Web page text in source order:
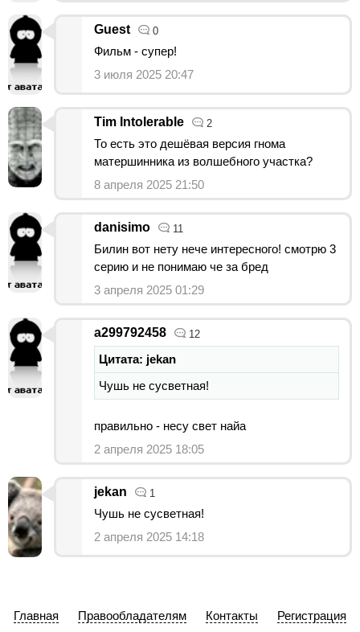
Guest 0
Фильм - супер!
3 июля 2025 20:47
Tim Intolerable 2
То есть это дешёвая версия гнома
матершинника из волшебного участка?
8 апреля 2025 21:50
danisimo 11
Билин вот нету нече интересного! смотрю 3
серию и не понимаю че за бред
3 апреля 2025 01:29
a299792458 12
Цитата: jekan
Чушь не сусветная!
правильно - несу свет найа
2 апреля 2025 18:05
jekan 1
Чушь не сусветная!
2 апреля 2025 14:18
Главная Правообладателям Контакты Регистрация